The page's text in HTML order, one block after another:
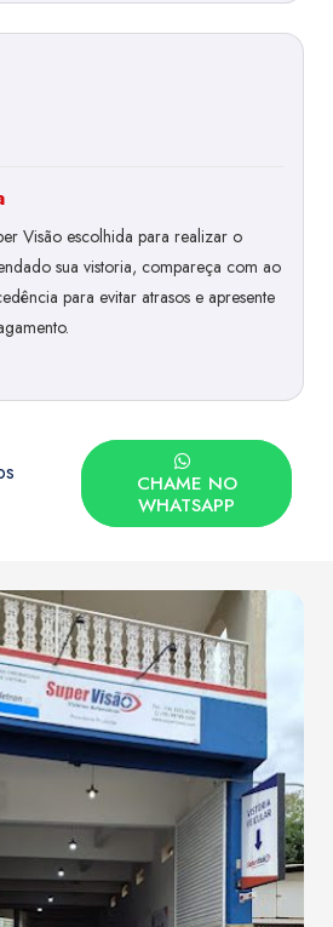
Visão escolhida para realizar o
sua vistoria, compareça com ao
para evitar atrasos e apresente
CHAME NO
WHATSAPP